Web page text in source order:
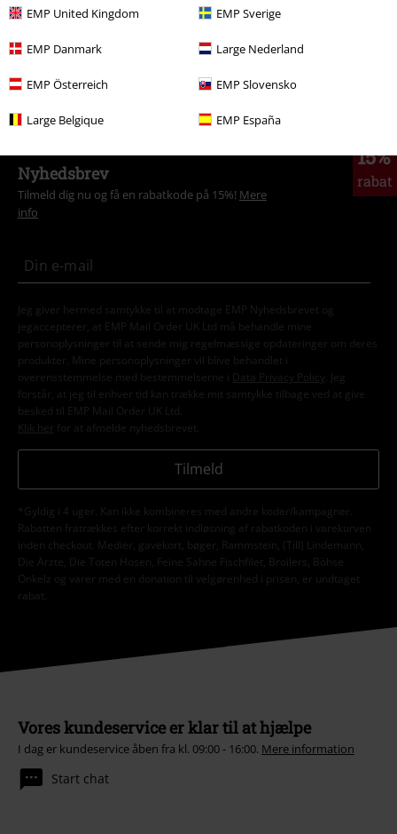
EMP United Kingdom EMP Sverige
EMP Danmark Large Nederland
EMP Österreich EMP Slovensko
Large Belgique EMP España
Tøj & accessories Overdele Jakker
Tema Basics Copy of Tøj
Tema Basics Basics herrer
15%
rabat
Nyhedsbrev
Tilmeld dig nu og få en rabatkode på 15%! Mere
info
Jeg giver hermed samtykke til at modtage EMP Nyhedsbrevet og
jegaccepterer, at EMP Mail Order UK Ltd må behandle mine
personoplysninger til at sende mig regelmæssige opdateringer om deres
produkter. Mine personoplysninger vil blive behandlet i
overensstemmelse med bestemmelserne i
Data Privacy Policy
. Jeg
forstår, at jeg til enhver tid kan trække mit samtykke tilbage ved at give
besked til EMP Mail Order UK Ltd.
Klik her
for at afmelde nyhedsbrevet.
Tilmeld
*Gyldig i 4 uger. Kan ikke kombineres med andre koder/kampagner.
Rabatten fratrækkes efter korrekt indløsning af rabatkoden i varekurven
inden checkout. Medier, gavekort, bøger, Rammstein, (Till) Lindemann,
Die Ärzte, Die Toten Hosen, Feine Sahne Fischfilet, Broilers, Böhse
Onkelz og varer med en donation til velgørenhed i prisen, er undtaget
rabat.
Vores kundeservice er klar til at hjælpe
I dag er kundeservice åben fra kl. 09:00 - 16:00. Mere information
Start chat